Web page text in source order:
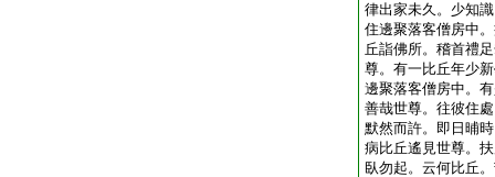
律出家未久。少知
住邊聚落客僧房中
丘詣佛所。稽首禮
尊。有一比丘年少
邊聚落客僧房中。
善哉世尊。往彼住
默然而許。即日晡
病比丘遙見世尊。
臥勿起。云何比丘